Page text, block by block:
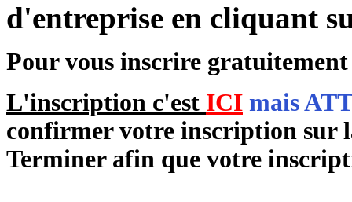
d'entreprise en cliquant
Pour vous inscrire
L'inscription c'est ICI mais
confirmer votre inscription sur
Terminerafin que votre